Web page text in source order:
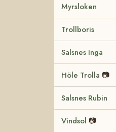
Myrsloken
Trollboris
Salsnes Inga
Höle Trolla 📷
Salsnes Rubin
Vindsol 📷